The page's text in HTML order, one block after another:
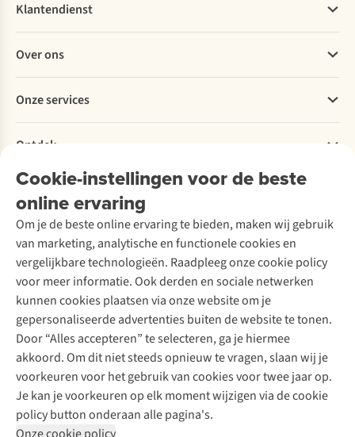
Cookie-instellingen voor de beste
online ervaring
Om je de beste online ervaring te bieden, maken wij gebruik
van marketing, analytische en functionele cookies en
vergelijkbare technologieën. Raadpleeg onze cookie policy
voor meer informatie. Ook derden en sociale netwerken
kunnen cookies plaatsen via onze website om je
gepersonaliseerde advertenties buiten de website te tonen.
Door “Alles accepteren” te selecteren, ga je hiermee
akkoord. Om dit niet steeds opnieuw te vragen, slaan wij je
voorkeuren voor het gebruik van cookies voor twee jaar op.
Je kan je voorkeuren op elk moment wijzigen via de cookie
policy button onderaan alle pagina's.
Klantendienst
Bestellen
Betalen
Levering
Retourneren
Bestelling herroepen
Garantie
Contact
Over ons
Explore More
Verantwoord ondernemen
Over Ayacucho
Onze winkels
Over A.S.Adventure
Toegankelijkheidsverklaring
Onze services
Ski-onderhoud
Wasservice
Schoenonderhoud
Schoenherstelling
Kledingherstelling
Retouches
Voor bedrijven
Ontdek
A.S.Magazine
Podcast
Explore Academy
Explore Camp
Gear Check
Inspiratie & advies
Meld je aan voor de nieuwsbrief
Follow us
Disclaimer Privacy Policy
Algemene voorwaarden
Cookie Policy